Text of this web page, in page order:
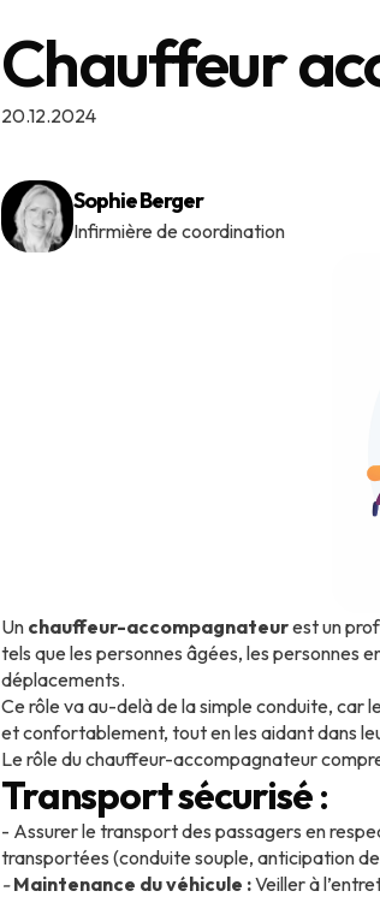
Chauffeur
20.12.2024
Sophie Berger
Infirmière de coordination
Un chauffeur-accompagnateurest un
tels que les personnes âgées, les personnes
déplacements.
Ce rôle va au-delà de la simple conduite,
et confortablement, tout en les aidant dans
Le rôle du chauffeur-accompagnateur
Transport sécurisé:
- Assurer le transport des passagers en
transportées (conduite souple, anticipation
-Maintenance du véhicule :Veiller à